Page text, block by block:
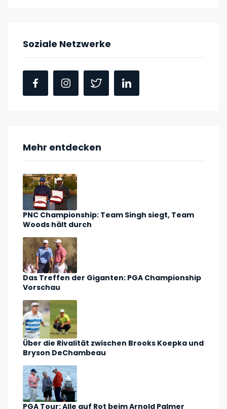
Soziale Netzwerke
Mehr entdecken
PNC Championship: Team Singh siegt, Team
Woods hält durch
Das Treffen der Giganten: PGA Championship
Vorschau
Über die Rivalität zwischen Brooks Koepka und
Bryson DeChambeau
PGA Tour: Alle auf Rot beim Arnold Palmer